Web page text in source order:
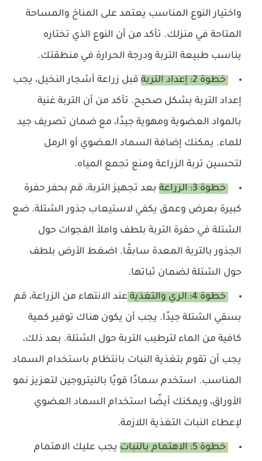
واختيار النوع المناسب يعتمد على المناخ والمساحة
المتاحة في منزلك. تأكد من أن النوع الذي تختاره
يناسب طبيعة التربة ودرجة الحرارة في منطقتك.
خطوة 2: إعداد التربة
قبل زراعة أشجار النخيل، يجب
إعداد التربة بشكل صحيح. تأكد من أن التربة غنية
بالمواد العضوية ومهوية جيدًا، مع ضمان تصريف جيد
للماء. يمكنك إضافة السماد العضوي أو الرمل
لتحسين تربة الزراعة ومنع تجمع المياه.
خطوة 3: الزراعة
بعد تجهيز التربة، قم بحفر حفرة
كبيرة بعرض وعمق يكفي لاستيعاب جذور الشتلة. ضع
الشتلة في حفرة التربة بلطف واملأ الفجوات حول
الجذور بالتربة المعدة سابقًا. اضغط الأرض بلطف
حول الشتلة لضمان ثباتها.
خطوة 4: الري والتغذية
عند الانتهاء من الزراعة، قم
بسقي الشتلة جيدًا. يجب أن يكون هناك توفير كمية
كافية من الماء لترطيب التربة حول الشتلة. بعد ذلك،
يجب أن تقوم بتغذية النبات بانتظام باستخدام السماد
المناسب. استخدم سمادًا قويًا بالنيتروجين لتعزيز نمو
الأوراق، ويمكنك أيضًا استخدام السماد العضوي
لإعطاء النبات التغذية اللازمة.
خطوة 5: الاهتمام بالنبات يجب عليك الاهتمام